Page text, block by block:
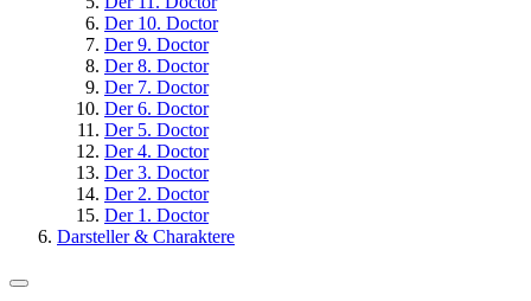
Der 10. Doctor
Der 9. Doctor
Der 8. Doctor
Der 7. Doctor
Der 6. Doctor
Der 5. Doctor
Der 4. Doctor
Der 3. Doctor
Der 2. Doctor
Der 1. Doctor
Darsteller & Charaktere